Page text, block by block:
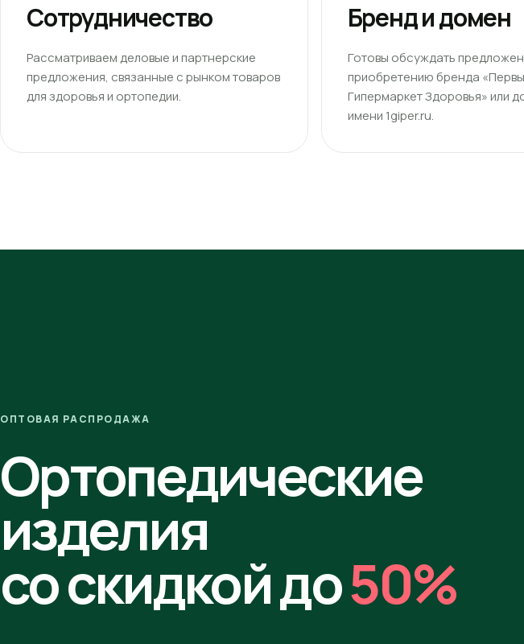
Сотрудничество
Рассматриваем деловые и партнерские
предложения, связанные с рынком товаров
для здоровья и ортопедии.
Бренд и домен
Готовы обсуждать
приобретению бренда
Гипермаркет Здоровья» или
имени 1giper.ru.
ОПТОВАЯ РАСПРОДАЖА
Ортопедические
изделия
со скидкой до50%